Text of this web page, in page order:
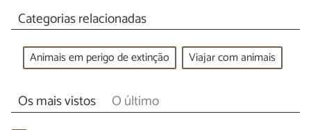
Categorias relacionadas
Animais em perigo de extinção Viajar com animais
Os mais vistos O último